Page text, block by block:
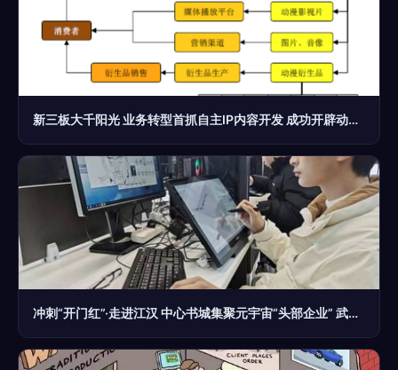
新三板大千阳光 业务转型首抓自主IP内容开发 成功开辟动漫开发新局
冲刺“开门红”·走进江汉 中心书城集聚元宇宙“头部企业” 武汉江汉首个文化产业“亿元楼”破壳